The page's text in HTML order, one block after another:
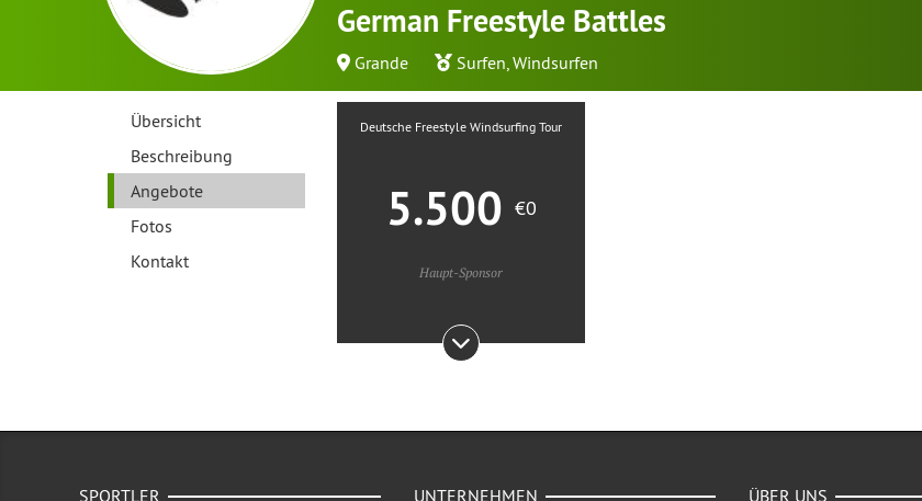
German Freestyle Battles
Grande Surfen,Windsurfen
Übersicht
Beschreibung
Angebote
Fotos
Kontakt
Deutsche Freestyle Windsurfing Tour
5.500 €0
Haupt-Sponsor
SPORTLER UNTERNEHMEN ÜBER UNS